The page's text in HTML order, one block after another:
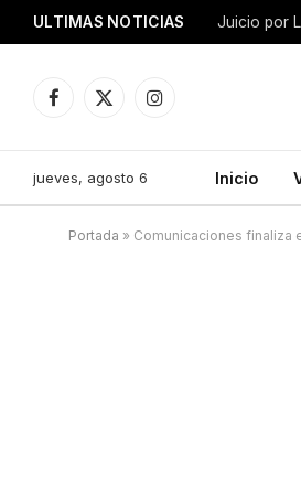
ULTIMAS NOTICIAS
Facebook
X
Instagram
jueves, agosto 6 Inicio
Portada » Comunicaciones finaliza